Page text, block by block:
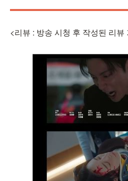
<리뷰 : 방송 시청 후 작성된 리뷰